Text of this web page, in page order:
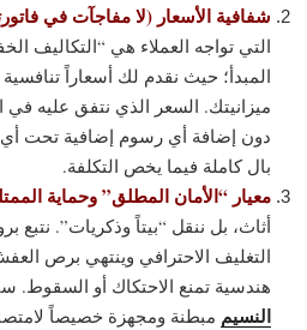
شفافية الأسعار (لا مفاجآت في
التي تواجه العملاء هي “التكاليف
المبدأ؛ حيث نقدم لك أسعاراً
ميزانيتك. السعر الذي نتفق عليه في
دون إضافة أي رسوم إضافية تحت
بال كاملة فيما يخص التكلفة.
معيار “الأمان المطلق” وحماية
أثاث، بل ننقل “بيتاً وذكريات”. نتبع
التغليف الاحترافي وينتهي برص
هندسية تمنع الاحتكاك أو السقوط.
النسيم مبطنة ومجهزة خصيصاً